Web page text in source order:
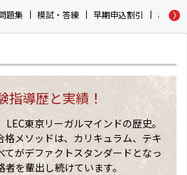
題集 模試・答練 早期申込割引 おため
指導歴と実績！
東京リーガルマインドの歴史。
格メソッドは、カリキュラム、テキ
てがデファクトスタンダードとなっ
を輩出し続けています。